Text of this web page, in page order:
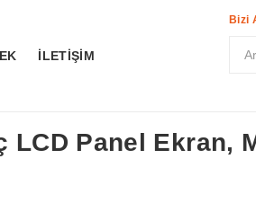
İLETİŞİM
Bizi
LCD Panel Ekran,